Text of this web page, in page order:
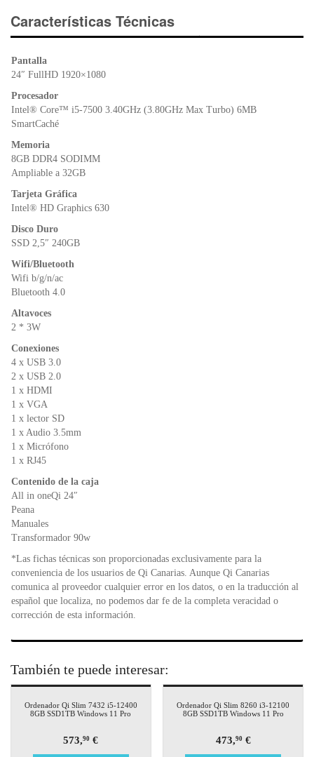
e
b
o
er s
A
ri
e
Características Técnicas
Pantalla
24″ FullHD 1920×1080
Procesador
Intel® Core™ i5-7500 3.40GHz (3.80GHz Max Turbo) 6MB
SmartCaché
Memoria
8GB DDR4 SODIMM
Ampliable a 32GB
Tarjeta Gráfica
Intel® HD Graphics 630
Disco Duro
SSD 2,5″ 240GB
Wifi/Bluetooth
Wifi b/g/n/ac
Bluetooth 4.0
Altavoces
2 * 3W
Conexiones
4 x USB 3.0
2 x USB 2.0
1 x HDMI
1 x VGA
1 x lector SD
1 x Audio 3.5mm
1 x Micrófono
1 x RJ45
Contenido de la caja
All in oneQi 24″
Peana
Manuales
Transformador 90w
*Las fichas técnicas son proporcionadas exclusivamente para la
conveniencia de los usuarios de Qi Canarias. Aunque Qi Canarias
comunica al proveedor cualquier error en los datos, o en la traducción al
español que localiza, no podemos dar fe de la completa veracidad o
corrección de esta información.
También te puede interesar:
Ordenador Qi Slim 7432 i5-12400
8GB SSD1TB Windows 11 Pro
573,90 €
Ordenador Qi Slim 8260 i3-12100
8GB SSD1TB Windows 11 Pro
473,90€